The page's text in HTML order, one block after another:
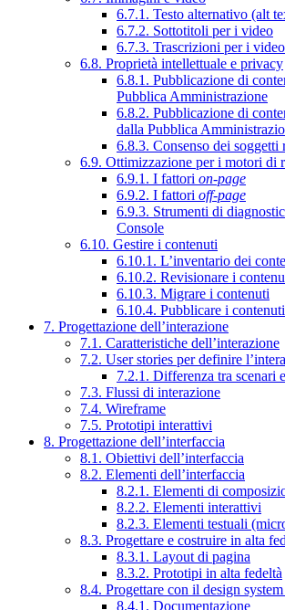
6.7.1. Testo alternativo (alt
6.7.2. Sottotitoli per i video
6.7.3. Trascrizioni per i video
6.8. Proprietà intellettuale e privacy
6.8.1. Pubblicazione di
Pubblica Amministrazione
6.8.2. Pubblicazione di
dalla Pubblica
6.8.3. Consenso dei soggetti
6.9. Ottimizzazione per i motori di
6.9.1. I fattori on-page
6.9.2. I fattori off-page
6.9.3. Strumenti di
Console
6.10. Gestire i contenuti
6.10.1. L’inventario dei
6.10.2. Revisionare i
6.10.3. Migrare i contenuti
6.10.4. Pubblicare i contenuti
7. Progettazione dell’interazione
7.1. Caratteristiche dell’interazione
7.2. User stories per definire
7.2.1. Differenza tra scenari
7.3. Flussi di interazione
7.4. Wireframe
7.5. Prototipi interattivi
8. Progettazione dell’interfaccia
8.1. Obiettivi dell’interfaccia
8.2. Elementi dell’interfaccia
8.2.1. Elementi di
8.2.2. Elementi interattivi
8.2.3. Elementi testuali
8.3. Progettare e costruire in alta
8.3.1. Layout di pagina
8.3.2. Prototipi in alta fedeltà
8.4. Progettare con il design
8.4.1. Documentazione